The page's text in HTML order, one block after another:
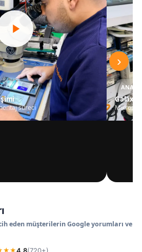
süreci
Galaxy
›
eden müşterilerin Google yorumları ve
★ ★4.8(720+)